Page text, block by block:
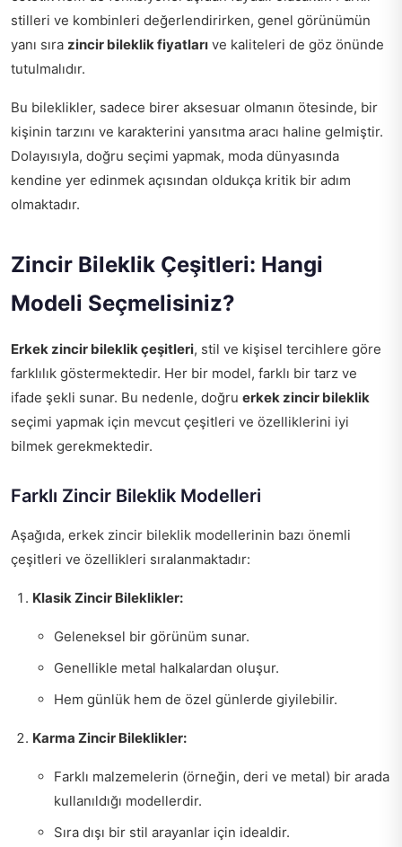
stilleri ve kombinleri değerlendirirken, genel görünümün
yanı sıra zincir bileklik fiyatları ve kaliteleri de göz önünde
tutulmalıdır.
Bu bileklikler, sadece birer aksesuar olmanın ötesinde, bir
kişinin tarzını ve karakterini yansıtma aracı haline gelmiştir.
Dolayısıyla, doğru seçimi yapmak, moda dünyasında
kendine yer edinmek açısından oldukça kritik bir adım
olmaktadır.
Zincir Bileklik Çeşitleri: Hangi
Modeli Seçmelisiniz?
Erkek zincir bileklik çeşitleri, stil ve kişisel tercihlere göre
farklılık göstermektedir. Her bir model, farklı bir tarz ve
ifade şekli sunar. Bu nedenle, doğru erkek zincir bileklik
seçimi yapmak için mevcut çeşitleri ve özelliklerini iyi
bilmek gerekmektedir.
Farklı Zincir Bileklik Modelleri
Aşağıda, erkek zincir bileklik modellerinin bazı önemli
çeşitleri ve özellikleri sıralanmaktadır:
Klasik Zincir Bileklikler:
Geleneksel bir görünüm sunar.
Genellikle metal halkalardan oluşur.
Hem günlük hem de özel günlerde giyilebilir.
Karma Zincir Bileklikler:
Farklı malzemelerin (örneğin, deri ve metal) bir arada
kullanıldığı modellerdir.
Sıra dışı bir stil arayanlar için idealdir.